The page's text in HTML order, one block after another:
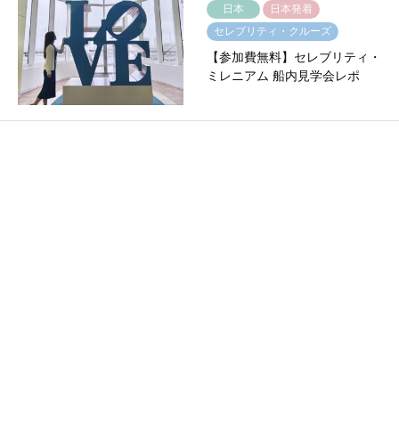
日本
日本発着
セレブリティ・クルーズ
【参加費無料】セレブリティ・
ミレニアム 船内見学会レポ